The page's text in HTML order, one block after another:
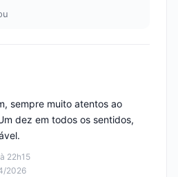
22h15
2026
sempre muito atentos ao
dez em todos os sentidos,